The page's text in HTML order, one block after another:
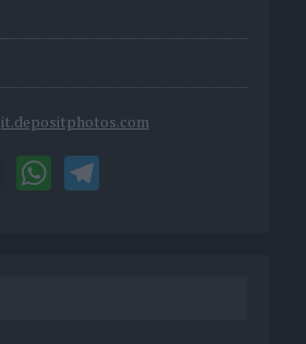
it.depositphotos.com